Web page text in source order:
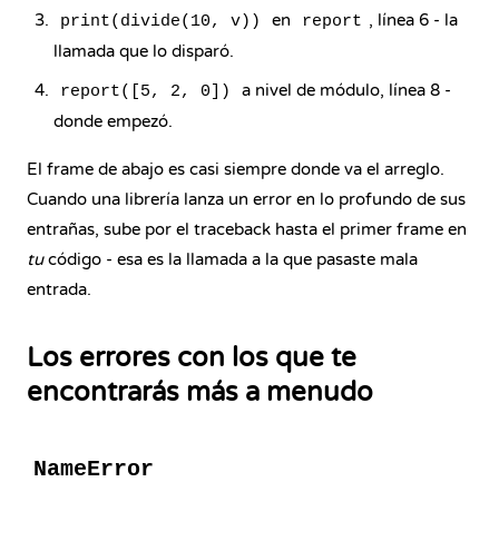
print(divide(10, v)) en report , línea 6 - la
llamada que lo disparó.
report([5, 2, 0])
a nivel de módulo, línea 8 -
donde empezó.
El frame de abajo es casi siempre donde va el arreglo.
Cuando una librería lanza un error en lo profundo de sus
entrañas, sube por el traceback hasta el primer frame en
tucódigo - esa es la llamada a la que pasaste mala
entrada.
Los errores con los que te
encontrarás más a menudo
NameError